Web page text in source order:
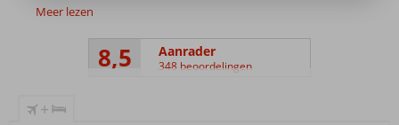
Meer lezen
8,5 Aanrader
348 beoordelingen
+